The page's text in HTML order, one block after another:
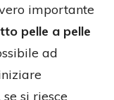
importante
pelle a pelle
ad
si riesce